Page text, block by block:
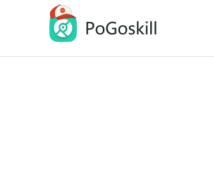
iOSとAndroidの位